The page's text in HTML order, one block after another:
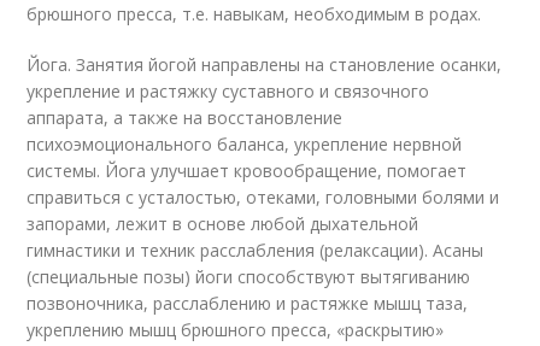
брюшного пресса, т.е. навыкам, необходимым в родах.
Йога. Занятия йогой направлены на становление осанки,
укрепление и растяжку суставного и связочного
аппарата, а также на восстановление
психоэмоционального баланса, укрепление нервной
системы. Йога улучшает кровообращение, помогает
справиться с усталостью, отеками, головными болями и
запорами, лежит в основе любой дыхательной
гимнастики и техник расслабления (релаксации). Асаны
(специальные позы) йоги способствуют вытягиванию
позвоночника, расслаблению и растяжке мышц таза,
укреплению мышц брюшного пресса, «раскрытию»